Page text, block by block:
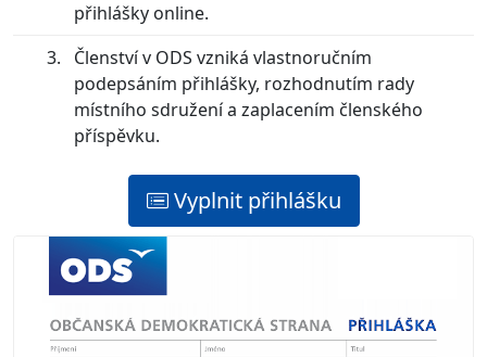
přihlášky online.
Členství v ODS vzniká vlastnoručním
podepsáním přihlášky, rozhodnutím rady
místního sdružení a zaplacením členského
příspěvku.
Vyplnit přihlášku